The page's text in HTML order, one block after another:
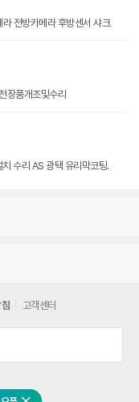
전방카메라 후방센서 샤크
램프수리 전장품개조및수리
수리 AS 광택 유리막코팅.
고객센터